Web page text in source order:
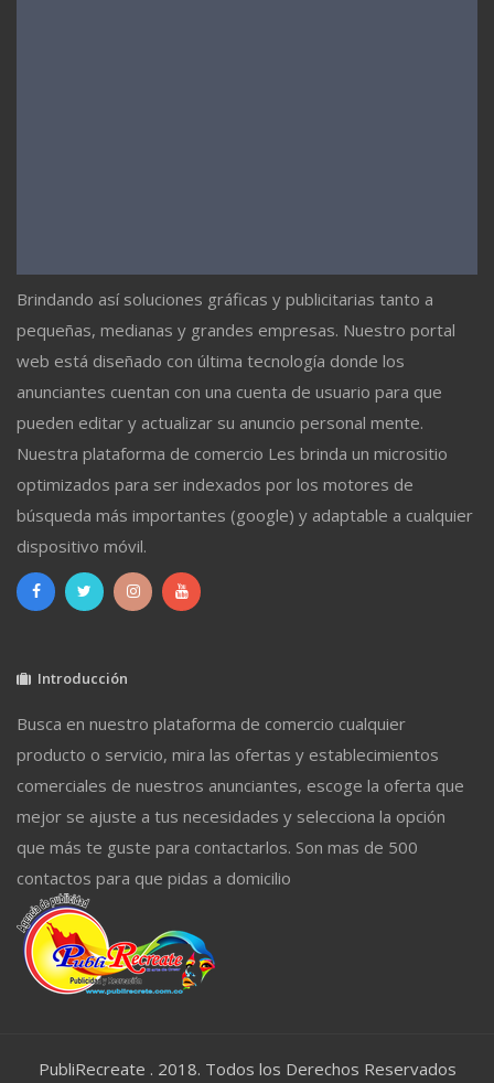
Brindando así soluciones gráficas y publicitarias tanto a
pequeñas, medianas y grandes empresas. Nuestro portal
web está diseñado con última tecnología donde los
anunciantes cuentan con una cuenta de usuario para que
pueden editar y actualizar su anuncio personal mente.
Nuestra plataforma de comercio Les brinda un micrositio
optimizados para ser indexados por los motores de
búsqueda más importantes (google) y adaptable a cualquier
dispositivo móvil.
Introducción
Busca en nuestro plataforma de comercio cualquier
producto o servicio, mira las ofertas y establecimientos
comerciales de nuestros anunciantes, escoge la oferta que
mejor se ajuste a tus necesidades y selecciona la opción
que más te guste para contactarlos. Son mas de 500
contactos para que pidas a domicilio
PubliRecreate . 2018. Todos los Derechos Reservados